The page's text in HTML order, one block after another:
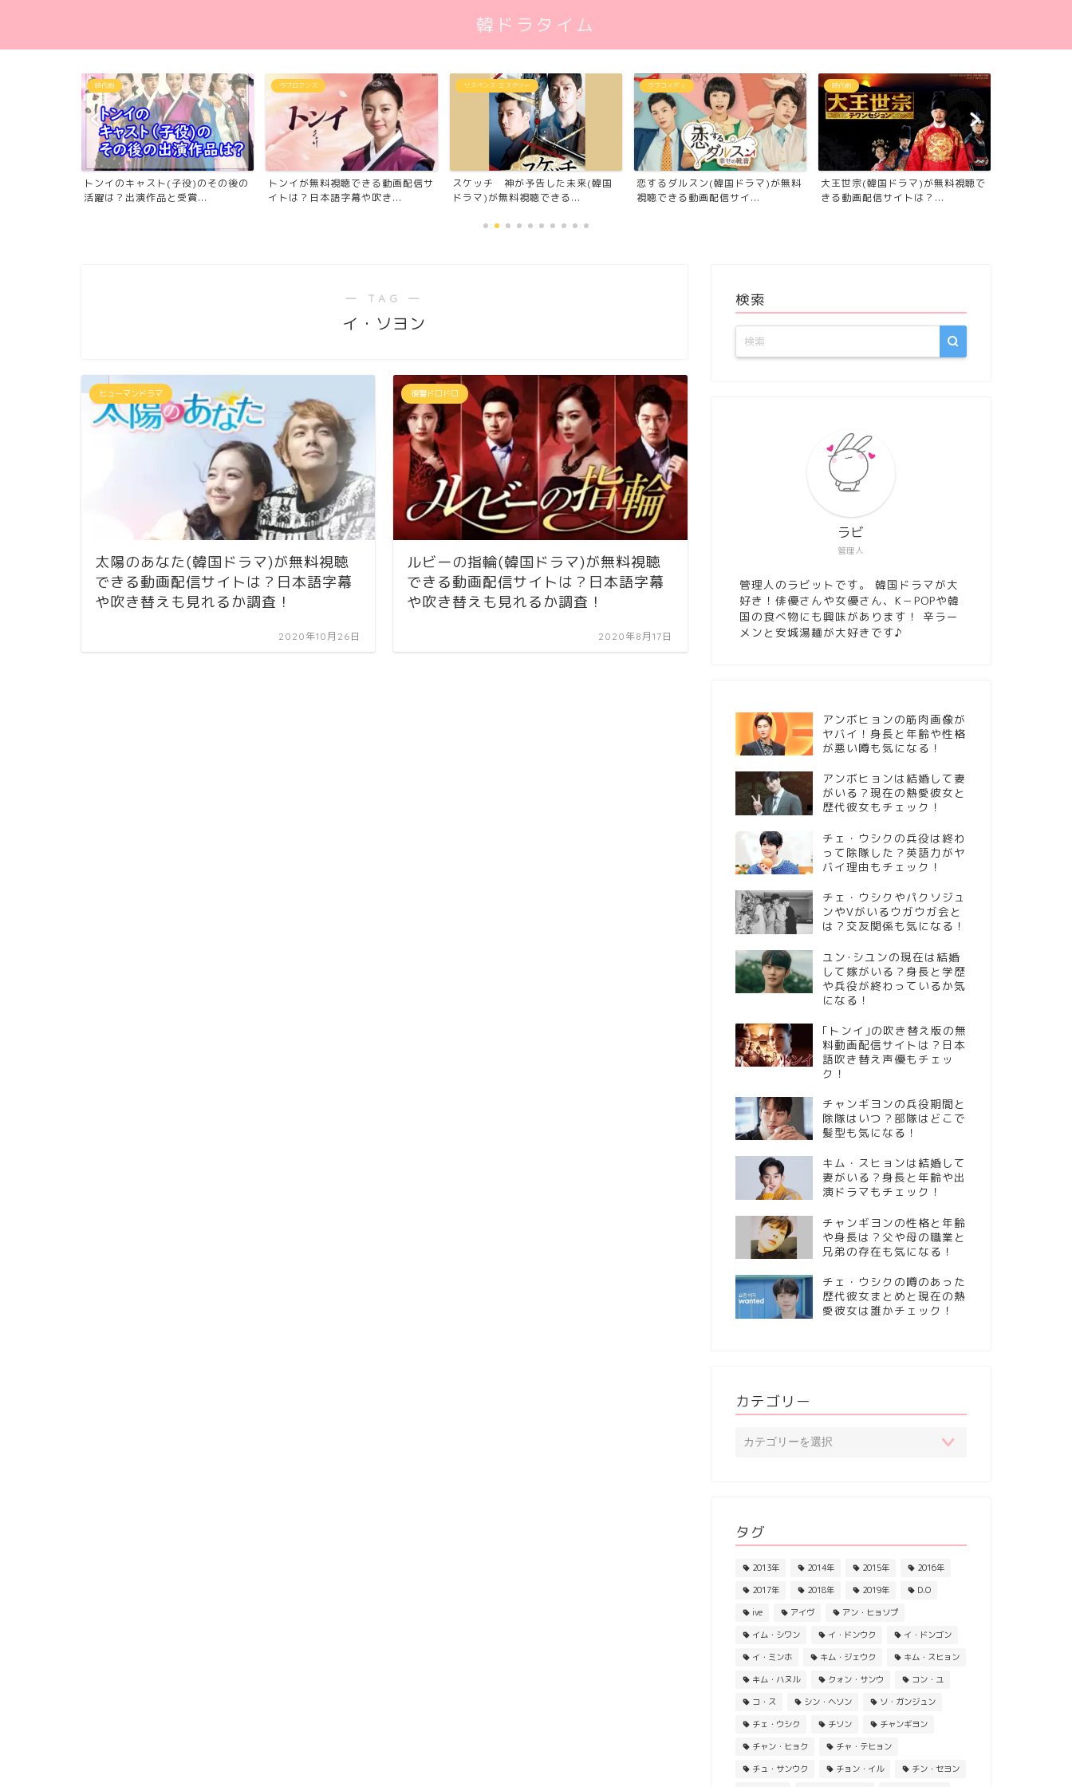
韓ドラタイム
ラブロマンス
トンイが無料視聴できる動画配信サ
イトは？日本語字幕や吹き...
サスペンス･ミステリー
スケッチ 神が予告した未来(韓国
ドラマ)が無料視聴できる...
ラブコメディ
恋するダルスン(韓国ドラマ)が無料
視聴できる動画配信サイ...
時代劇
大王世宗(韓国ドラマ)が無料視聴で
きる動画配信サイトは？...
ヒューマンドラマ
適齢期惑々ロマンス(韓国ドラマ)が
無料視聴できる動画配信...
― TAG ―
イ・ソヨン
ヒューマンドラマ
太陽のあなた(韓国ドラマ)が無料視聴
できる動画配信サイトは？日本語字幕
や吹き替えも見れるか調査！
2020年10月26日
復讐ドロドロ
ルビーの指輪(韓国ドラマ)が無料視聴
できる動画配信サイトは？日本語字幕
や吹き替えも見れるか調査！
2020年8月17日
検索
管理人
ラビ
管理人のラビットです。 韓国ドラマが大
好き！俳優さんや女優さん、K－POPや韓
国の食べ物にも興味があります！ 辛ラー
メンと安城湯麺が大好きです♪
アンボヒョンの筋肉画像が
ヤバイ！身長と年齢や性格
が悪い噂も気になる！
アンボヒョンは結婚して妻
がいる？現在の熱愛彼女と
歴代彼女もチェック！
チェ・ウシクの兵役は終わ
って除隊した？英語力がヤ
バイ理由もチェック！
チェ・ウシクやパクソジュ
ンやVがいるウガウガ会と
は？交友関係も気になる！
ユン･シユンの現在は結婚
して嫁がいる？身長と学歴
や兵役が終わっているか気
になる！
｢トンイ｣の吹き替え版の無
料動画配信サイトは？日本
語吹き替え声優もチェッ
ク！
チャンギヨンの兵役期間と
除隊はいつ？部隊はどこで
髪型も気になる！
キム・スヒョンは結婚して
妻がいる？身長と年齢や出
演ドラマもチェック！
チャンギヨンの性格と年齢
や身長は？父や母の職業と
兄弟の存在も気になる！
チェ・ウシクの噂のあった
歴代彼女まとめと現在の熱
愛彼女は誰かチェック！
カテゴリー
タグ
2013年 2014年 2015年
2016年
2017年
2018年 2019年
D.O
ive
アイヴ
アン・ヒョソプ
イム・シワン
イ・ドンウク
イ・ドンゴン
イ・ミンホ
キム・ジェウク
キム・スヒョン
キム・ハヌル
クォン・サンウ
コン・ユ
コ・ス
シン・ヘソン
ソ・ガンジュン
チェ・ウシク
チソン
チャンギヨン
チャン・ヒョク
チャ・テヒョン
チュ・サンウク
チョン・イル
チン・セヨン